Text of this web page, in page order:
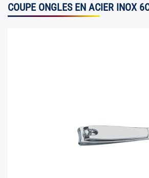
COUPE ONGLES EN ACIER INOX